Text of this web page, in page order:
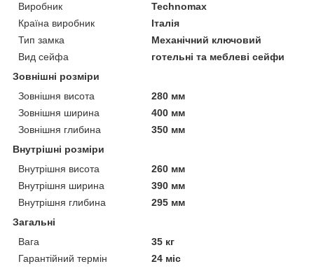
Виробник
Technomax
Країна виробник
Італія
Тип замка
Механічний ключовий
Вид сейфа
готельні та меблеві сейфи
Зовнішні розміри
Зовнішня висота
280 мм
Зовнішня ширина
400 мм
Зовнішня глибина
350 мм
Внутрішні розміри
Внутрішня висота
260 мм
Внутрішня ширина
390 мм
Внутрішня глибина
295 мм
Загальні
Вага
35 кг
Гарантійний термін
24 міс